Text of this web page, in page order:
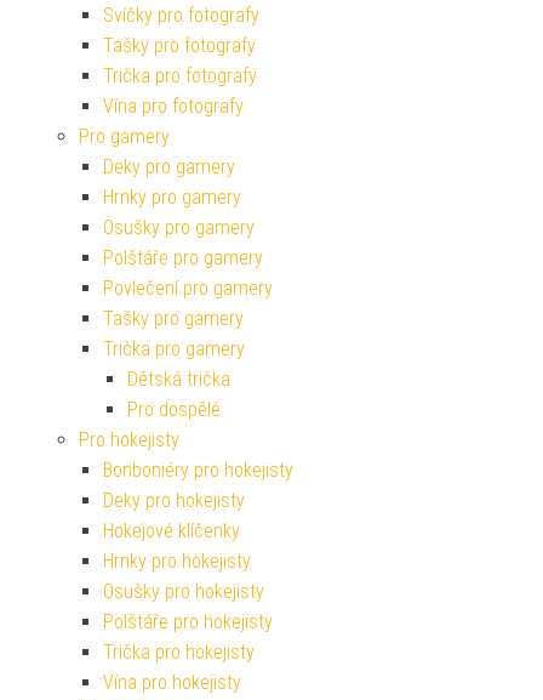
Svíčky pro fotografy
Tašky pro fotografy
Trička pro fotografy
Vína pro fotografy
Pro gamery
Deky pro gamery
Hrnky pro gamery
Osušky pro gamery
Polštáře pro gamery
Povlečení pro gamery
Tašky pro gamery
Trička pro gamery
Dětská trička
Pro dospělé
Pro hokejisty
Bonboniéry pro hokejisty
Deky pro hokejisty
Hokejové klíčenky
Hrnky pro hokejisty
Osušky pro hokejisty
Polštáře pro hokejisty
Trička pro hokejisty
Vína pro hokejisty